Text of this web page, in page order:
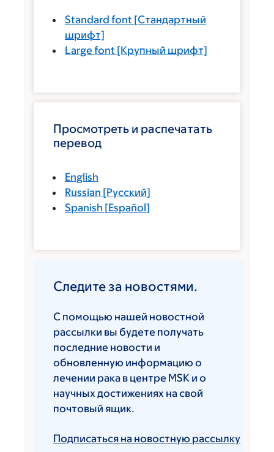
Standard font [Стандартный
шрифт]
Large font [Крупный шрифт]
Просмотреть и распечатать
перевод
English
Russian [Русский]
Spanish [Español]
Следите за новостями.
С помощью нашей новостной
рассылки вы будете получать
последние новости и
обновленную информацию о
лечении рака в центре MSK и о
научных достижениях на свой
почтовый ящик.
Подписаться на новостную рассылку